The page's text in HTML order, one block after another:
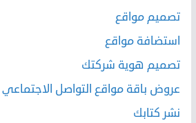
تصميم مواقع
استضافة مواقع
تصميم هوية شركتك
عروض باقة مواقع التواصل الاجتماعي
نشر كتابك